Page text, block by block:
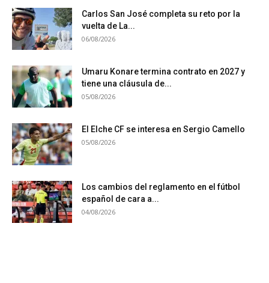
Carlos San José completa su reto por la
vuelta de La...
06/08/2026
Umaru Konare termina contrato en 2027 y
tiene una cláusula de...
05/08/2026
El Elche CF se interesa en Sergio Camello
05/08/2026
Los cambios del reglamento en el fútbol
español de cara a...
04/08/2026